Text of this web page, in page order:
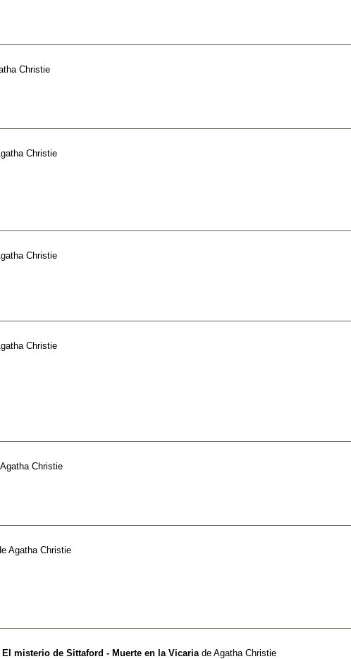
Christie
Christie
Christie
Christie
Agatha Christie
Agatha Christie
misterio de Sittaford - Muerte en la Vicaria de Agatha Christie